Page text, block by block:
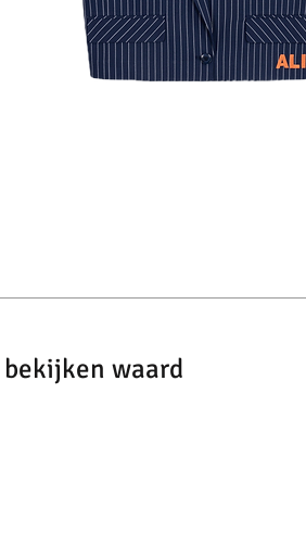
waard